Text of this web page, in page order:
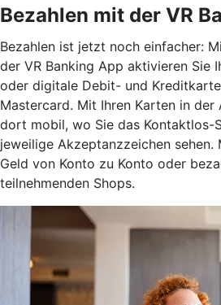
Bezahlen mit der VR
Bezahlen ist jetzt noch einfacher:
der VR Banking App aktivieren Sie
oder digitale Debit- und
Mastercard. Mit Ihren Karten in der
dort mobil, wo Sie das Kontaktlos-
jeweilige Akzeptanzzeichen sehen.
Geld von Konto zu Konto oder
teilnehmenden Shops.